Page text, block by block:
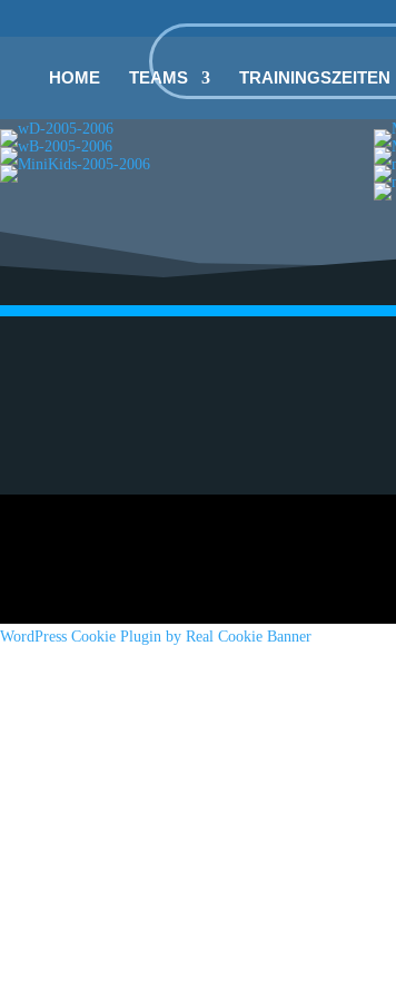
HOME TEAMS TRAININGSZEITEN
WordPress Cookie Plugin by Real Cookie Banner